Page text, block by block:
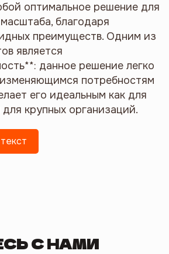
оптимальное решение для
благодаря
преимуществ. Одним из
является
данное решение легко
потребностям
его идеальным как для
для крупных организаций.
С НАМИ